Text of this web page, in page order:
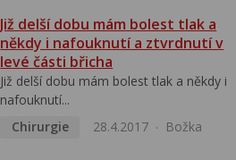
Již delší dobu mám bolest tlak a
někdy i nafouknutí a ztvrdnutí v
levé části břicha
Již delší dobu mám bolest tlak a někdy i
nafouknutí...
Chirurgie
28.4.2017 Božka